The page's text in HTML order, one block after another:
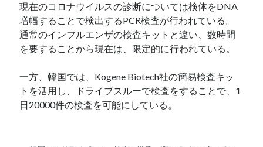
現在のコロナウイルスの診断については検体をDNA
増幅することで検出するPCR検査が行われている。
通常のインフルエンザの検査キットと違い、数時間
を要することから現在は、限定的に行われている。
一方、韓国では、Kogene Biotech社の簡易検査キッ
トを活用し、ドライブスルーで検査をすることで、1
日20000件の検査を可能にしている。